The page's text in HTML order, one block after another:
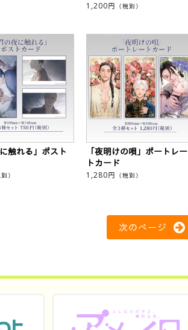
1,200円 （税別）
に触れる」ポスト
）
「夜明けの唄」ポートレー
トカード
1,280円 （税別）
次のページ